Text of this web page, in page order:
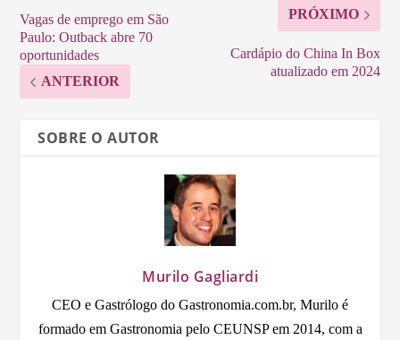
Vagas de emprego em São
Paulo: Outback abre 70
oportunidades
ANTERIOR
PRÓXIMO
Cardápio do China In Box
atualizado em 2024
SOBRE O AUTOR
Murilo Gagliardi
CEO e Gastrólogo do Gastronomia.com.br, Murilo é
formado em Gastronomia pelo CEUNSP em 2014, com a